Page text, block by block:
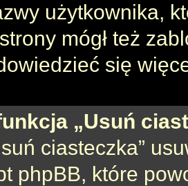
użytkownika,
mógł też
się
„Usuń
ciasteczka”
phpBB, które